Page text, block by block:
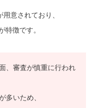
意されており、
特徴です。
、審査が慎重に行われ
多いため、